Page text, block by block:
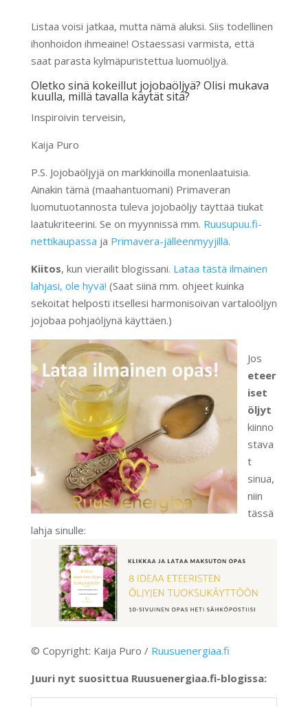
Listaa voisi jatkaa, mutta nämä aluksi. Siis todellinen
ihonhoidon ihmeaine! Ostaessasi varmista, että
saat parasta kylmäpuristettua luomuöljyä.
Oletko sinä kokeillut jojobaöljyä? Olisi mukava
kuulla, millä tavalla käytät sitä?
Inspiroivin terveisin,
Kaija Puro
P.S. Jojobaöljyjä on markkinoilla monenlaatuisia.
Ainakin tämä (maahantuomani) Primaveran
luomutuotannosta tuleva jojobaöljy täyttää tiukat
laatukriteerini. Se on myynnissä mm. Ruusupuu.fi-
nettikaupassa ja Primavera-jälleenmyyjillä.
Kiitos, kun vierailit blogissani. Lataa tästä ilmainen
lahjasi, ole hyvä! (Saat siinä mm. ohjeet kuinka
sekoitat helposti itsellesi harmonisoivan vartaloöljyn
jojobaa pohjaöljynä käyttäen.)
Jos
eteer
iset
öljyt
kiinno
stava
t
sinua,
niin
tässä
lahja sinulle:
© Copyright: Kaija Puro / Ruusuenergiaa.fi
Juuri nyt suosittua Ruusuenergiaa.fi-blogissa: